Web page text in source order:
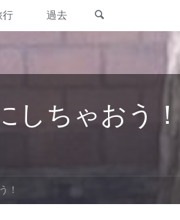
行 過去
しちゃおう！
！